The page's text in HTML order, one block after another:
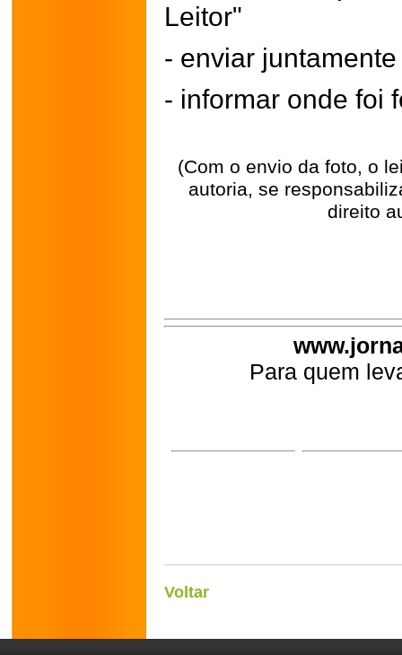
Leitor"
- enviar
- informar onde foi
(Com o envio da foto, o
autoria, se
direito
Para quem
Voltar